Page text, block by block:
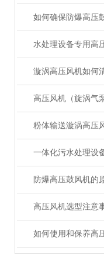
漩涡高压风机如何
高压风机（旋涡气
防爆高压鼓风机的
高压风机选型注意
如何使用和保养高